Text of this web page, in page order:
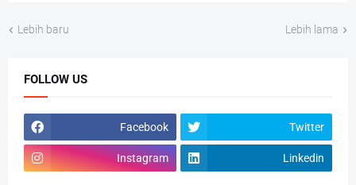
Lebih baru Lebih lama
FOLLOW US
Facebook Twitter
Instagram Linkedin